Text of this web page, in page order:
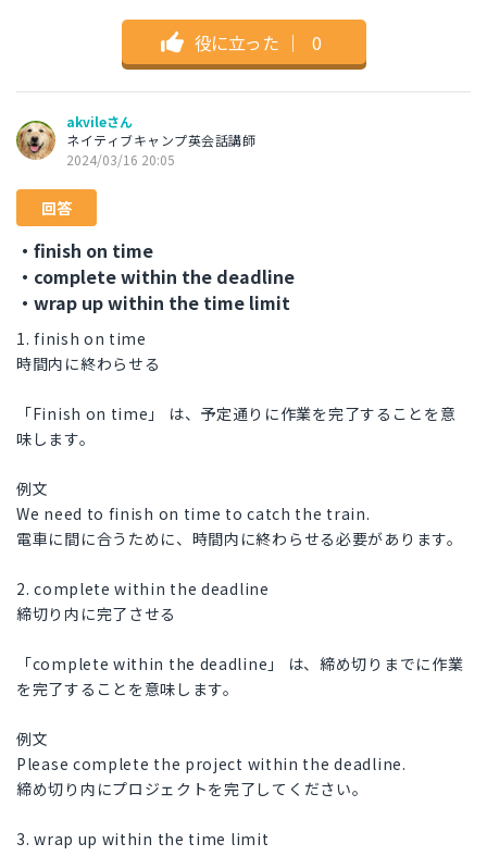
役に立った ｜ 0
akvileさん
ネイティブキャンプ英会話講師
2024/03/16 20:05
回答
・finish on time
・complete within the deadline
・wrap up within the time limit
1. finish on time
時間内に終わらせる
「Finish on time」 は、予定通りに作業を完了することを意
味します。
例文
We need to finish on time to catch the train.
電車に間に合うために、時間内に終わらせる必要があります。
2. complete within the deadline
締切り内に完了させる
「complete within the deadline」 は、締め切りまでに作業
を完了することを意味します。
例文
Please complete the project within the deadline.
締め切り内にプロジェクトを完了してください。
3. wrap up within the time limit